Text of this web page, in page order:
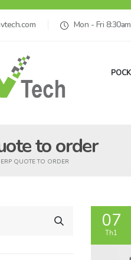
Mon - Fri
to order
ERP QUOTE TO ORDER
07
Th1